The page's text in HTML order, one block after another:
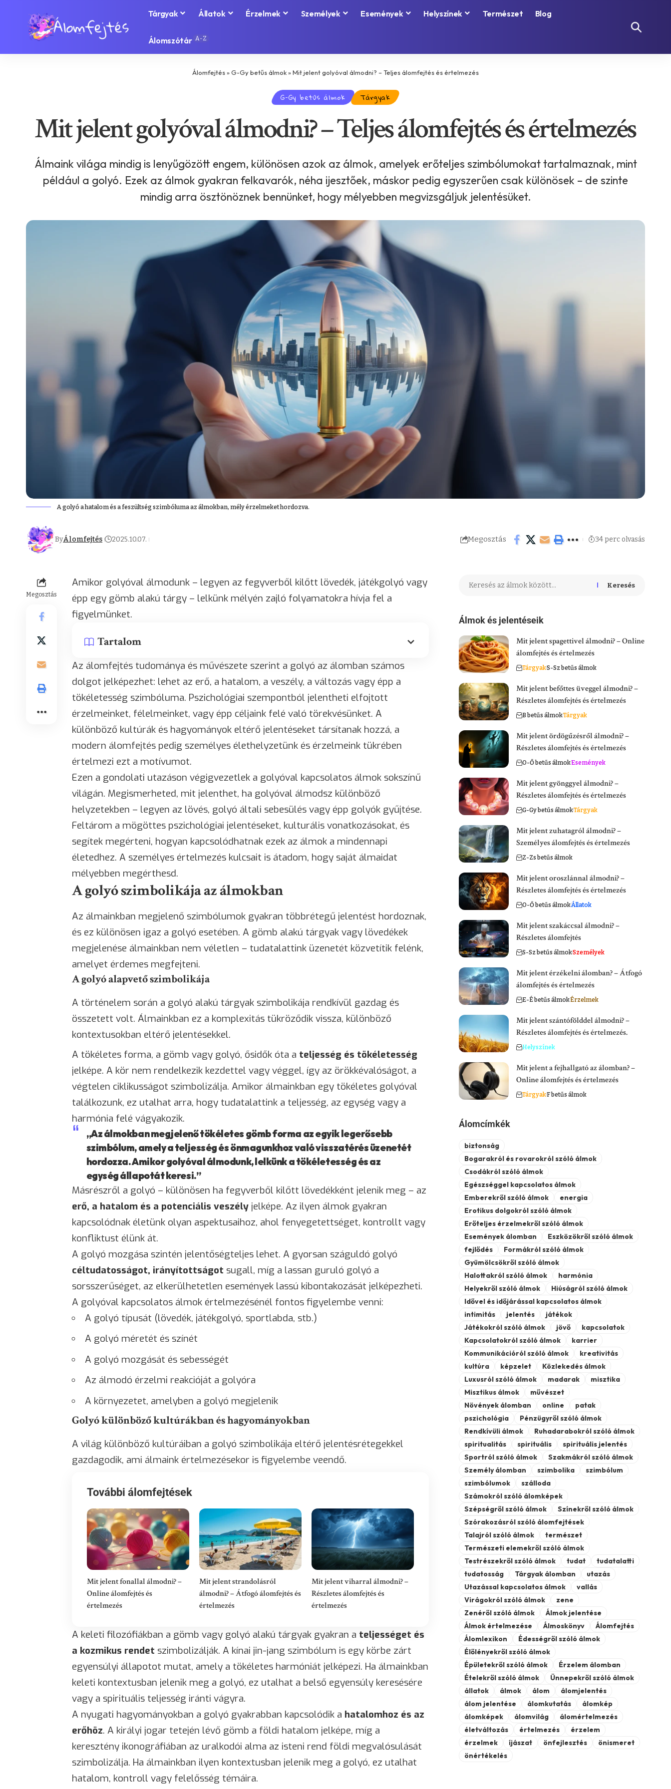
Tárgyak Állatok Érzelmek Személyek Események Helyszínek Természet Blog
Álomszótár A-Z
Álomfejtés»G-Gy betűs álmok»Mit jelent golyóval álmodni? – Teljes álomfejtés és értelmezés
G-Gy betűs álmok Tárgyak
Mit jelent golyóval álmodni? – Teljes álomfejtés és értelmezés
Álmaink világa mindig is lenyűgözött engem, különösen azok az álmok, amelyek erőteljes szimbólumokat tartalmaznak, mint
például a golyó. Ezek az álmok gyakran felkavarók, néha ijesztőek, máskor pedig egyszerűen csak különösek – de szinte
mindig arra ösztönöznek bennünket, hogy mélyebben megvizsgáljuk jelentésüket.
A golyó a hatalom és a feszültség szimbóluma az álmokban, mély érzelmeket hordozva.
ByÁlomfejtés 2025.10.07. Megosztás 34 perc olvasás
Megosztás
Amikor golyóval álmodunk – legyen az fegyverből kilőtt lövedék, játékgolyó vagy
épp egy gömb alakú tárgy – lelkünk mélyén zajló folyamatokra hívja fel a
figyelmünket.
Tartalom
Az álomfejtés tudománya és művészete szerint a golyó az álomban számos
dolgot jelképezhet: lehet az erő, a hatalom, a veszély, a változás vagy épp a
tökéletesség szimbóluma. Pszichológiai szempontból jelentheti elfojtott
érzelmeinket, félelmeinket, vagy épp céljaink felé való törekvésünket. A
különböző kultúrák és hagyományok eltérő jelentéseket társítanak hozzá, a
modern álomfejtés pedig személyes élethelyzetünk és érzelmeink tükrében
értelmezi ezt a motívumot.
Ezen a gondolati utazáson végigvezetlek a golyóval kapcsolatos álmok sokszínű
világán. Megismerheted, mit jelenthet, ha golyóval álmodsz különböző
helyzetekben – legyen az lövés, golyó általi sebesülés vagy épp golyók gyűjtése.
Feltárom a mögöttes pszichológiai jelentéseket, kulturális vonatkozásokat, és
segítek megérteni, hogyan kapcsolódhatnak ezek az álmok a mindennapi
életedhez. A személyes értelmezés kulcsait is átadom, hogy saját álmaidat
mélyebben megérthesd.
A golyó szimbolikája az álmokban
Az álmainkban megjelenő szimbólumok gyakran többrétegű jelentést hordoznak,
és ez különösen igaz a golyó esetében. A gömb alakú tárgyak vagy lövedékek
megjelenése álmainkban nem véletlen – tudatalattink üzenetét közvetítik felénk,
amelyet érdemes megfejteni.
A golyó alapvető szimbolikája
A történelem során a golyó alakú tárgyak szimbolikája rendkívül gazdag és
összetett volt. Álmainkban ez a komplexitás tükröződik vissza, különböző
kontextusokban eltérő jelentésekkel.
A tökéletes forma, a gömb vagy golyó, ősidők óta a teljesség és tökéletesség
jelképe. A kör nem rendelkezik kezdettel vagy véggel, így az örökkévalóságot, a
végtelen ciklikusságot szimbolizálja. Amikor álmainkban egy tökéletes golyóval
találkozunk, ez utalhat arra, hogy tudatalattink a teljesség, az egység vagy a
harmónia felé vágyakozik.
„Az álmokban megjelenő tökéletes gömb forma az egyik legerősebb
szimbólum, amely a teljesség és önmagunkhoz való visszatérés üzenetét
hordozza. Amikor golyóval álmodunk, lelkünk a tökéletesség és az
egység állapotát keresi.”
Másrészről a golyó – különösen ha fegyverből kilőtt lövedékként jelenik meg – az
erő, a hatalom és a potenciális veszély jelképe. Az ilyen álmok gyakran
kapcsolódnak életünk olyan aspektusaihoz, ahol fenyegetettséget, kontrollt vagy
konfliktust élünk át.
A golyó mozgása szintén jelentőségteljes lehet. A gyorsan száguldó golyó
céltudatosságot, irányítottságot sugall, míg a lassan guruló golyó a
sorsszerűséget, az elkerülhetetlen események lassú kibontakozását jelképezheti.
A golyóval kapcsolatos álmok értelmezésénél fontos figyelembe venni:
A golyó típusát (lövedék, játékgolyó, sportlabda, stb.)
A golyó méretét és színét
A golyó mozgását és sebességét
Az álmodó érzelmi reakcióját a golyóra
A környezetet, amelyben a golyó megjelenik
Golyó különböző kultúrákban és hagyományokban
A világ különböző kultúráiban a golyó szimbolikája eltérő jelentésrétegekkel
gazdagodik, ami álmaink értelmezésekor is figyelembe veendő.
További álomfejtések
Mit jelent fonallal álmodni? –
Online álomfejtés és
értelmezés
Mit jelent strandolásról
álmodni? – Átfogó álomfejtés és
értelmezés
Mit jelent viharral álmodni? –
Részletes álomfejtés és
értelmezés
A keleti filozófiákban a gömb vagy golyó alakú tárgyak gyakran a teljességet és
a kozmikus rendet szimbolizálják. A kínai jin-jang szimbólum is egy körbe zárt
egyensúlyi állapotot mutat, amely a tökéletes harmóniát jelképezi. Ha álmainkban
keleti kontextusban jelenik meg a golyó, ez utalhat a belső egyensúly keresésére
vagy a spirituális teljesség iránti vágyra.
A nyugati hagyományokban a golyó gyakrabban kapcsolódik a hatalomhoz és az
erőhöz. A királyi jogar tetején lévő gömb a földi hatalom jelképe, míg a
keresztény ikonográfiában az uralkodói alma az isteni rend földi megvalósulását
szimbolizálja. Ha álmainkban ilyen kontextusban jelenik meg a golyó, ez utalhat
hatalom, kontroll vagy felelősség témáira.
Keresés
Álmok és jelentéseik
Mit jelent spagettivel álmodni? – Online
álomfejtés és értelmezés
TárgyakS-Sz betűs álmok
Mit jelent befőttes üveggel álmodni? –
Részletes álomfejtés és értelmezés
B betűs álmokTárgyak
Mit jelent ördögűzésről álmodni? –
Részletes álomfejtés és értelmezés
O-Ő betűs álmokEsemények
Mit jelent gyönggyel álmodni? –
Részletes álomfejtés és értelmezés
G-Gy betűs álmokTárgyak
Mit jelent zuhatagról álmodni? –
Személyes álomfejtés és értelmezés
Z-Zs betűs álmok
Mit jelent oroszlánnal álmodni? –
Részletes álomfejtés és értelmezés
O-Ő betűs álmokÁllatok
Mit jelent szakáccsal álmodni? –
Részletes álomfejtés
S-Sz betűs álmokSzemélyek
Mit jelent érzékelni álomban? – Átfogó
álomfejtés és értelmezés
E-É betűs álmokÉrzelmek
Mit jelent szántófölddel álmodni? –
Részletes álomfejtés és értelmezés.
Helyszínek
Mit jelent a fejhallgató az álomban? –
Online álomfejtés és értelmezés
TárgyakF betűs álmok
Álomcímkék
biztonság
Bogarakról és rovarokról szóló álmok
Csodákról szóló álmok
Egészséggel kapcsolatos álmok
Emberekről szóló álmok
energia
Erotikus dolgokról szóló álmok
Erőteljes érzelmekről szóló álmok
Események álomban
Eszközökről szóló álmok
fejlődés
Formákról szóló álmok
Gyümölcsökről szóló álmok
Halottakról szóló álmok
harmónia
Helyekről szóló álmok
Hiúságról szóló álmok
Idővel és időjárással kapcsolatos álmok
intimitás
jelentés
játékok
Játékokról szóló álmok
jövő
kapcsolatok
Kapcsolatokról szóló álmok
karrier
Kommunikációról szóló álmok
kreativitás
kultúra
képzelet
Közlekedés álmok
Luxusról szóló álmok
madarak
misztika
Misztikus álmok
művészet
Növények álomban
online
patak
pszichológia
Pénzügyről szóló álmok
Rendkívüli álmok
Ruhadarabokról szóló álmok
spiritualitás
spirituális
spirituális jelentés
Sportról szóló álmok
Szakmákról szóló álmok
Személy álomban
szimbolika
szimbólum
szimbólumok
szálloda
Számokról szóló álomképek
Szépségről szóló álmok
Színekről szóló álmok
Szórakozásról szóló álomfejtések
Talajról szóló álmok
természet
Természeti elemekről szóló álmok
Testrészekről szóló álmok
tudat
tudatalatti
tudatosság
Tárgyak álomban
utazás
Utazással kapcsolatos álmok
vallás
Virágokról szóló álmok
zene
Zenéről szóló álmok
Álmok jelentése
Álmok értelmezése
Álmoskönyv
Álomfejtés
Álomlexikon
Édességről szóló álmok
Élőlényekről szóló álmok
Épületekről szóló álmok
Érzelem álomban
Ételekről szóló álmok
Ünnepekről szóló álmok
állatok
álmok álom
álomjelentés
álom jelentése
álomkutatás
álomkép
álomképek
álomvilág
álomértelmezés
életváltozás
értelmezés
érzelem
érzelmek
íjászat önfejlesztés
önismeret
önértékelés